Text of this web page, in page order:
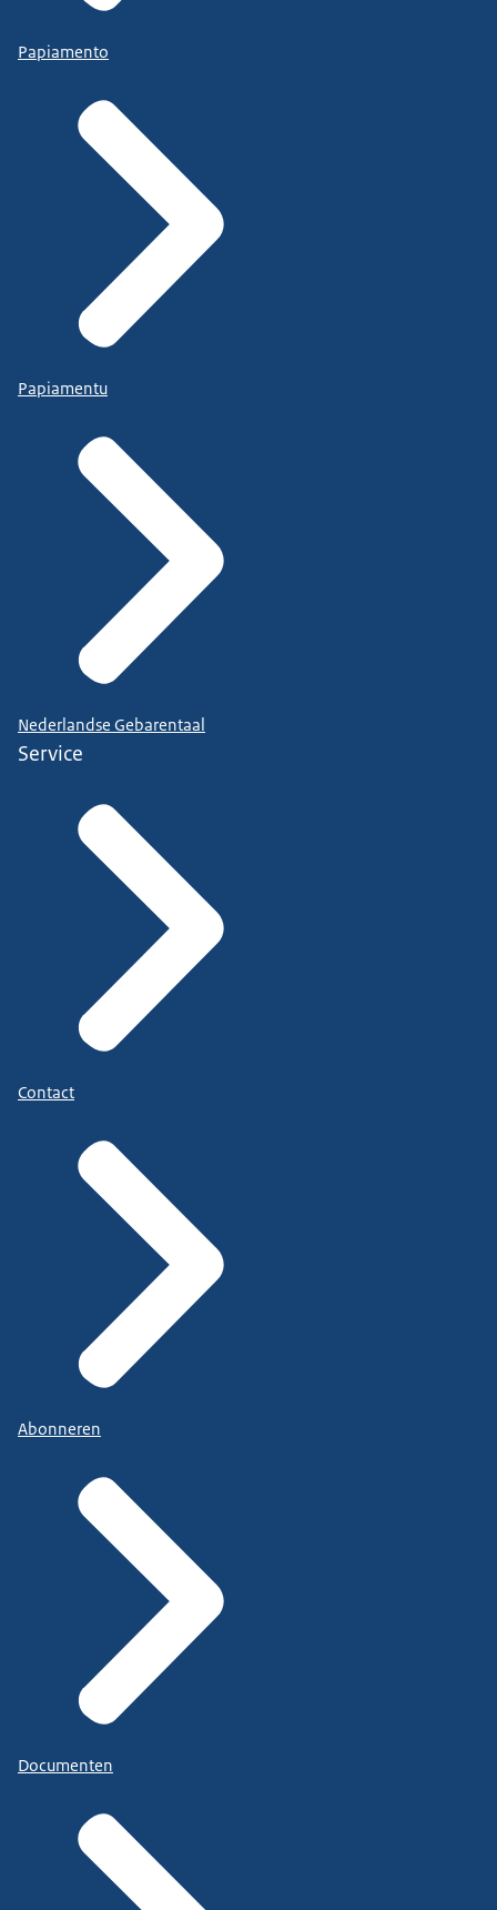
Papiamento
Papiamentu
Nederlandse Gebarentaal
Service
Contact
Abonneren
Documenten